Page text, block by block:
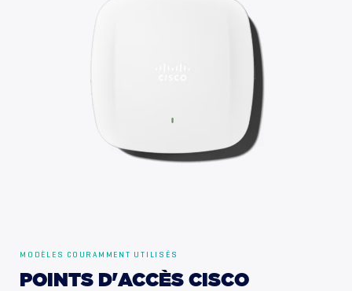
MODÈLES COURAMMENT UTILISÉS
POINTS D'ACCÈS CISCO